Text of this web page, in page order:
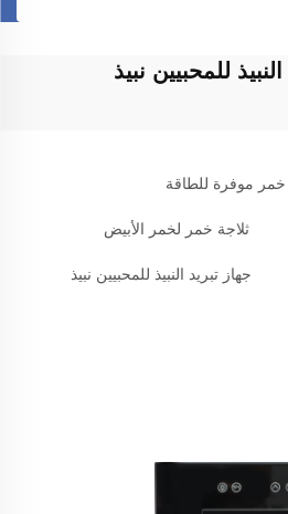
للمحبيين نبيذ
خمر موفرة للطاقة
ثلاجة خمر لخمر الأبيض
جهاز تبريد النبيذ للمحبيين نبيذ